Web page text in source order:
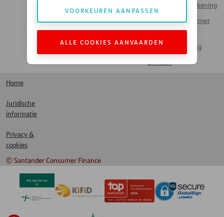
Werken bij Santander
Money Talks
Actueel Nieuws
Inloggen Mijn Rekening
Santander Consumer
Bank
Santander Leasing
LinkedIn
Home
Juridische
informatie
Privacy &
cookies
© Santander Consumer Finance
VOORKEUREN AANPASSEN
ALLE COOKIES AANVAARDEN